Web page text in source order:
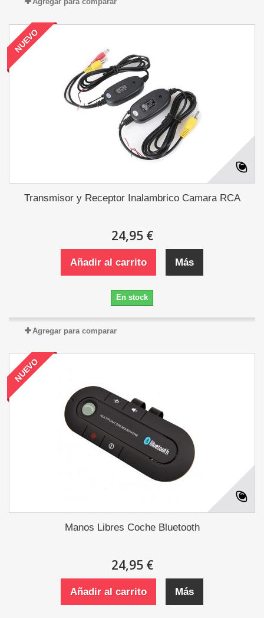
NUEVO
Transmisor y Receptor Inalambrico Camara RCA
24,95 €
Añadir al carrito Más
En stock
Agregar para comparar
NUEVO
Manos Libres Coche Bluetooth
24,95 €
Añadir al carrito Más